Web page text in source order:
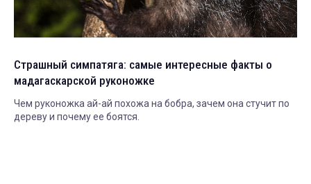
Страшный симпатяга: самые интересные факты о
мадагаскарской руконожке
Чем руконожка ай-ай похожа на бобра, зачем она стучит по
дереву и почему ее боятся.